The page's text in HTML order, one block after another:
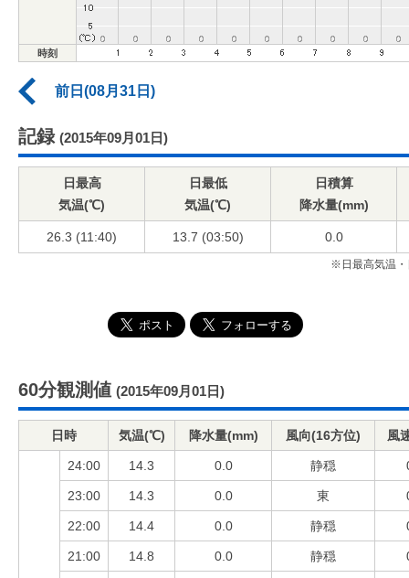
時刻
前日(08月31日)
記録 (2015年09月01日)
日最高
気温(℃)
日最低
気温(℃)
日積算
降水量(mm)
26.3 (11:40) 13.7 (03:50) 0.0
※日最高気温・
60分観測値 (2015年09月01日)
日時 気温(℃) 降水量(mm) 風向(16方位) 風
24:00 14.3 0.0 静穏
23:00 14.3 0.0 東
22:00 14.4 0.0 静穏
21:00 14.8 0.0 静穏